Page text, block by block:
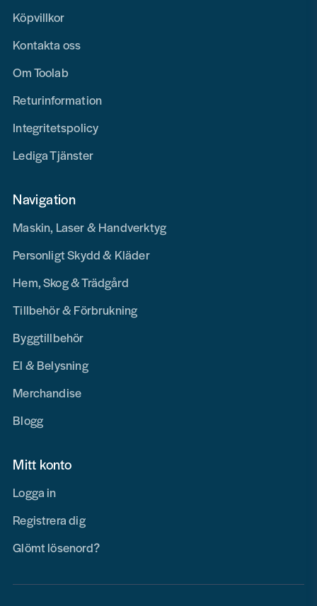
Köpvillkor
Kontakta oss
Om Toolab
Returinformation
Integritetspolicy
Lediga Tjänster
Navigation
Maskin, Laser & Handverktyg
Personligt Skydd & Kläder
Hem, Skog & Trädgård
Tillbehör & Förbrukning
Byggtillbehör
El & Belysning
Merchandise
Blogg
Mitt konto
Logga in
Registrera dig
Glömt lösenord?